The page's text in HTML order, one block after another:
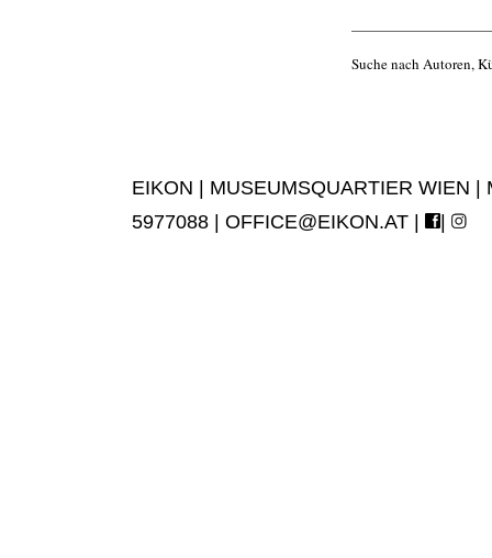
Suche nach Autoren,
EIKON | MUSEUMSQUARTIER WIEN
5977088 | OFFICE@EIKON.AT | |